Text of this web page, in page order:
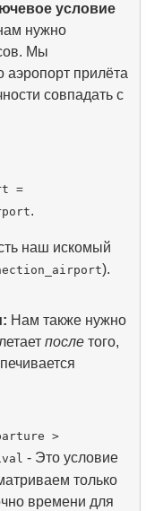
условие
нужно
Мы
аэропорт прилёта
совпадать с
=
.
наш искомый
).
Нам также нужно
после того,
>
- Это условие
только
времени для